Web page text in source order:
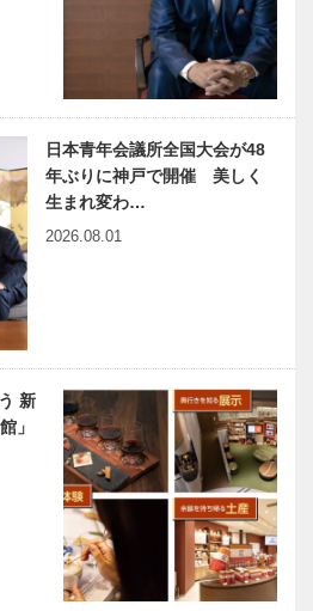
神戸のカクシ
ボタン 第八
十九回 今
春から役者に
も挑戦！！漫
才師コンビ
『ブランケ…
イ
書
宮
の
NEKOBE｜
vol.26 ｜ライ
日本青年会議所全国大会が48
年ぶりに神戸で開催 美しく
生まれ変わ…
2026.08.01
新
」